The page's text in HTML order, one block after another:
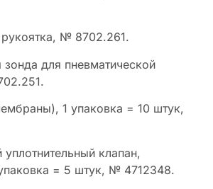
№ 8702.261.
для пневматической
1 упаковка = 10 штук,
клапан,
= 5 штук, № 4712348.